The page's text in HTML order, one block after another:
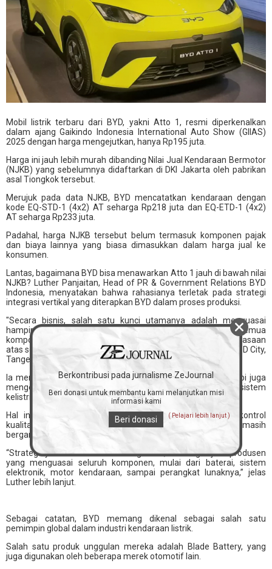
Mobil listrik terbaru dari BYD, yakni Atto 1, resmi diperkenalkan
dalam ajang Gaikindo Indonesia International Auto Show (GIIAS)
2025 dengan harga mengejutkan, hanya Rp195 juta.
Harga ini jauh lebih murah dibanding Nilai Jual Kendaraan Bermotor
(NJKB) yang sebelumnya didaftarkan di DKI Jakarta oleh pabrikan
asal Tiongkok tersebut.
Merujuk pada data NJKB, BYD mencatatkan kendaraan dengan
kode EQ-STD-1 (4x2) AT seharga Rp218 juta dan EQ-ETD-1 (4x2)
AT seharga Rp233 juta.
Padahal, harga NJKB tersebut belum termasuk komponen pajak
dan biaya lainnya yang biasa dimasukkan dalam harga jual ke
konsumen.
Lantas, bagaimana BYD bisa menawarkan Atto 1 jauh di bawah nilai
NJKB? Luther Panjaitan, Head of PR & Government Relations BYD
Indonesia, menyatakan bahwa rahasianya terletak pada strategi
integrasi vertikal yang diterapkan BYD dalam proses produksi.
"Secara bisnis, salah satu kunci utamanya adalah menguasai
hampir seluruh proses produksi. Kalau kita bisa menguasai semua
komponen, kenapa harus mahal-mahal? Itu hasil dari penguasaan
atas seluruh rantai produksi," ujar Luther di GIIAS 2025, ICE BSD City,
Tangerang, pada Jumat, 25 Juli 2025.
Ia menambahkan, BYD tidak sekadar merakit kendaraan, tapi juga
mengembangkan sendiri berbagai komponen krusial, seperti sistem
kelistrikan, perangkat lunak, hingga baterai kendaraan.
Hal ini memungkinkan efisiensi biaya dan peningkatan kontrol
kualitas secara signifikan, dibanding produsen lain yang masih
bergantung pada pihak ketiga.
“Strateginya adalah vertical integration, kita ingin jadi produsen
yang menguasai seluruh komponen, mulai dari baterai, sistem
elektronik, motor kendaraan, sampai perangkat lunaknya,” jelas
Luther lebih lanjut.
Sebagai catatan, BYD memang dikenal sebagai salah satu
pemimpin global dalam industri kendaraan listrik.
Salah satu produk unggulan mereka adalah Blade Battery, yang
juga digunakan oleh beberapa merek otomotif lain.
Berkontribusi pada jurnalisme ZeJournal
Beri donasi untuk membantu kami melanjutkan misi
informasi kami
Beri donasi ( Pelajari lebih lanjut )